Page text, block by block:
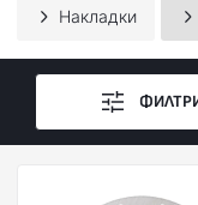
Накладки